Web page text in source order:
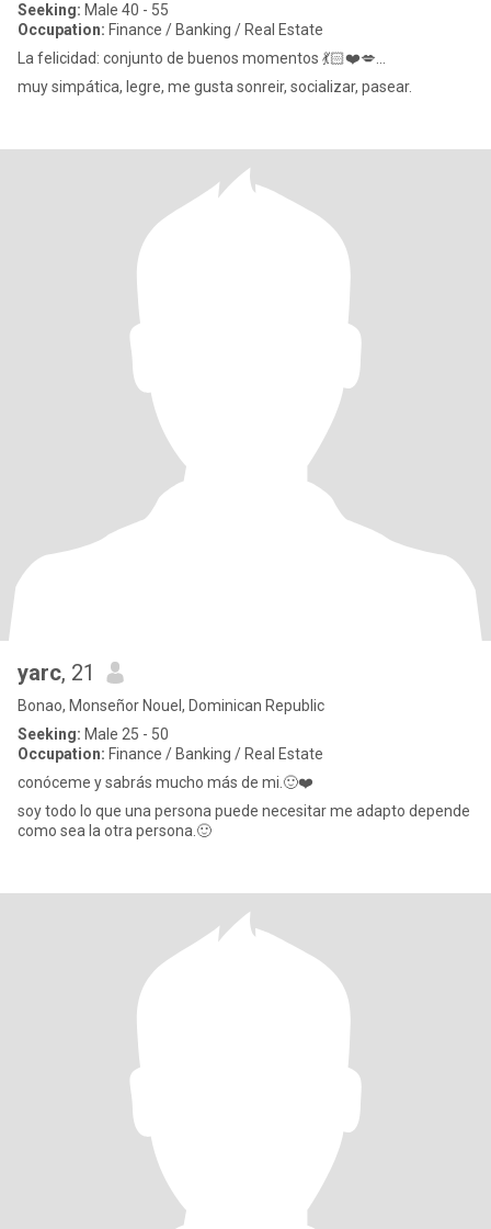
Seeking: Male 40 - 55
Occupation: Finance / Banking / Real Estate
La felicidad: conjunto de buenos momentos 💃🏻❤️💋...
muy simpática, legre, me gusta sonreir, socializar, pasear.
yarc, 21
Bonao, Monseñor Nouel, Dominican Republic
Seeking: Male 25 - 50
Occupation: Finance / Banking / Real Estate
conóceme y sabrás mucho más de mi.🙂❤️
soy todo lo que una persona puede necesitar me adapto depende
como sea la otra persona.🙂